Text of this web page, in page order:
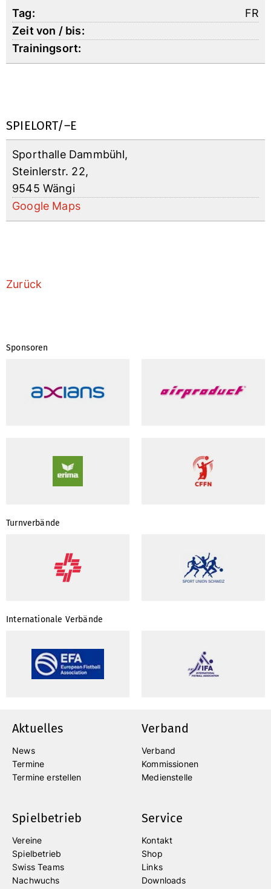
FR
SPIELORT/–E
Sporthalle Dammbühl,
Steinlerstr. 22,
9545 Wängi
Google Maps
Zurück
Sponsoren
Turnverbände
Internationale Verbände
Aktuelles
News
Termine
Termine erstellen
Verband
Verband
Kommissionen
Medienstelle
Spielbetrieb
Vereine
Spielbetrieb
Swiss Teams
Nachwuchs
Service
Kontakt
Shop
Links
Downloads